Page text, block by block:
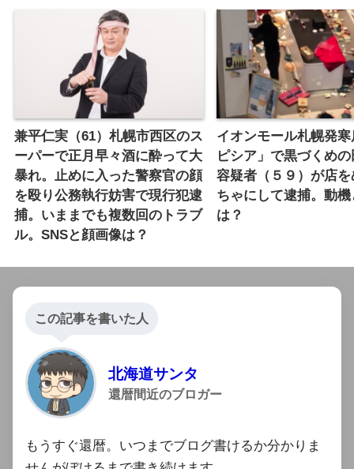
兼平仁実（61）札幌市西区のス
ーパーで正月早々酒に酔って大
暴れ。止めに入った警察官の顔
を殴り公務執行妨害で現行犯逮
捕。いままでも複数回のトラブ
ル。SNSと顔画像は？
イオンモール札幌発
ピシア」で黒づくめ
容疑者（５９）が店
ちゃにして逮捕。動
は？
この記事を書いた人
北海道サンタ
還暦間近のブロガー
もうすぐ還暦。いつまでブログ書けるか分かりま